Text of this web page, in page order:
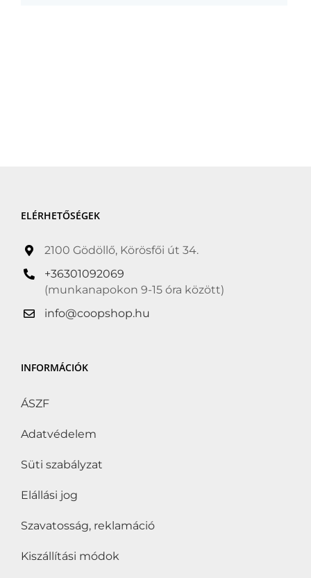
ELÉRHETŐSÉGEK
2100 Gödöllő, Körösfői út 34.
+36301092069
(munkanapokon 9-15 óra között)
info@coopshop.hu
INFORMÁCIÓK
ÁSZF
Adatvédelem
Süti szabályzat
Elállási jog
Szavatosság, reklamáció
Kiszállítási módok